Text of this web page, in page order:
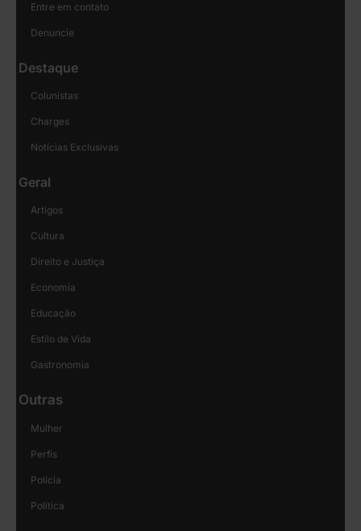
Entre em contato
Denuncie
Destaque
Colunistas
Charges
Notícias Exclusivas
Geral
Artigos
Cultura
Direito e Justiça
Economia
Educação
Estilo de Vida
Gastronomia
Outras
Mulher
Perfis
Polícia
Política